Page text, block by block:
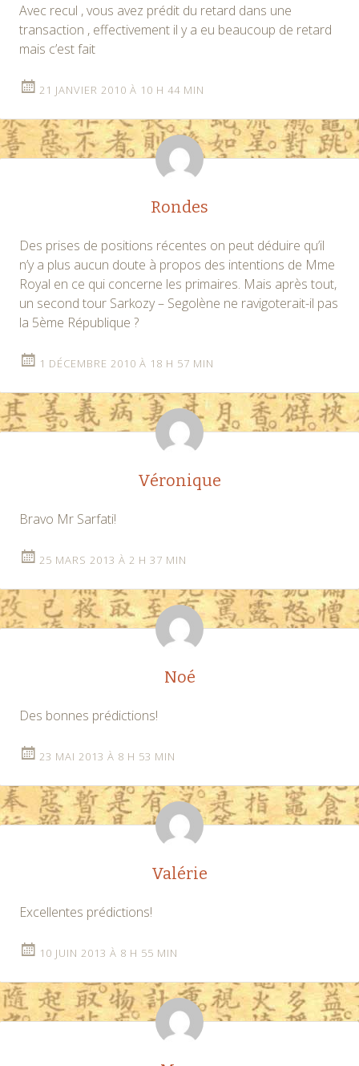
Avec recul , vous avez prédit du retard dans une
transaction , effectivement il y a eu beaucoup de retard
mais c’est fait
21 JANVIER 2010 À 10 H 44 MIN
Rondes
Des prises de positions récentes on peut déduire qu’il
n’y a plus aucun doute à propos des intentions de Mme
Royal en ce qui concerne les primaires. Mais après tout,
un second tour Sarkozy – Segolène ne ravigoterait-il pas
la 5ème République ?
1 DÉCEMBRE 2010 À 18 H 57 MIN
Véronique
Bravo Mr Sarfati!
25 MARS 2013 À 2 H 37 MIN
Noé
Des bonnes prédictions!
23 MAI 2013 À 8 H 53 MIN
Valérie
Excellentes prédictions!
10 JUIN 2013 À 8 H 55 MIN